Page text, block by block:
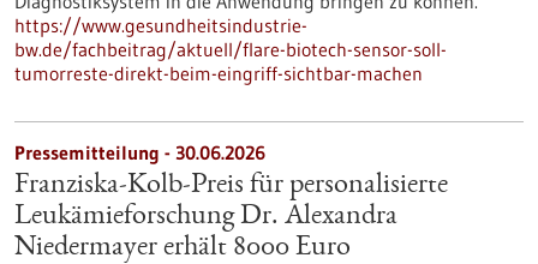
https://www.gesundheitsindustrie-
bw.de/fachbeitrag/aktuell/flare-biotech-sensor-soll-
tumorreste-direkt-beim-eingriff-sichtbar-machen
Pressemitteilung - 30.06.2026
Franziska-Kolb-Preis für personalisierte
Leukämieforschung Dr. Alexandra
Niedermayer erhält 8000 Euro